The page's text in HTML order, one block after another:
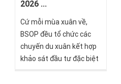
2026 ...
Cứ mỗi mùa xuân về,
BSOP đều tổ chức các
chuyến du xuân kết hợp
khảo sát đầu tư đặc biệt